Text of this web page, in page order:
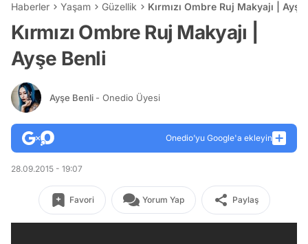
Haberler Yaşam Güzellik Kırmızı Ombre Ruj Makyajı |
Kırmızı Ombre Ruj Makyajı |
Ayşe Benli
Ayşe Benli - Onedio Üyesi
Onedio’yu Google'a ekleyin
28.09.2015 - 19:07
Favori Yorum Yap Paylaş